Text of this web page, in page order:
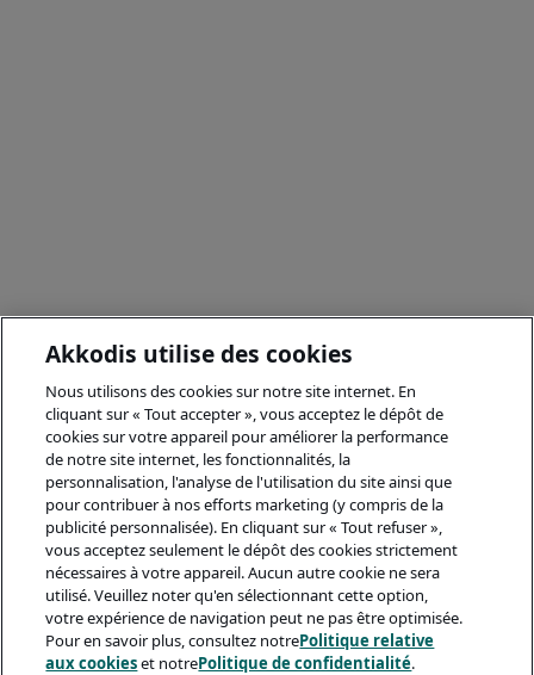
Akkodis utilise des cookies
Nous utilisons des cookies sur notre site internet. En
cliquant sur « Tout accepter », vous acceptez le dépôt de
cookies sur votre appareil pour améliorer la performance
de notre site internet, les fonctionnalités, la
personnalisation, l'analyse de l'utilisation du site ainsi que
pour contribuer à nos efforts marketing (y compris de la
publicité personnalisée). En cliquant sur « Tout refuser »,
vous acceptez seulement le dépôt des cookies strictement
nécessaires à votre appareil. Aucun autre cookie ne sera
utilisé. Veuillez noter qu'en sélectionnant cette option,
votre expérience de navigation peut ne pas être optimisée.
Pour en savoir plus, consultez notrePolitique relative
aux cookieset notrePolitique de confidentialité.